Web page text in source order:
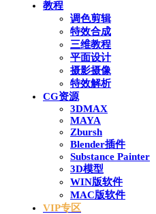
教程
调色剪辑
特效合成
三维教程
平面设计
摄影摄像
特效解析
CG资源
3DMAX
MAYA
Zbursh
Blender插件
Substance Painter
3D模型
WIN版软件
MAC版软件
VIP专区